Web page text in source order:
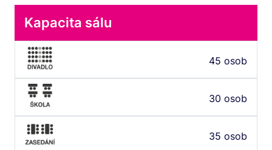
Kapacita sálu
45 osob
30 osob
35 osob